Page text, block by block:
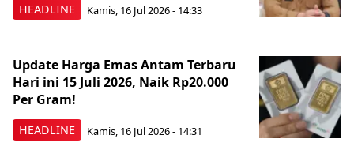
HEADLINE Kamis, 16 Jul 2026 - 14:33
HEADLINE
Update Harga Emas Antam Terbaru
Hari ini 15 Juli 2026, Naik Rp20.000
Per Gram!
Kamis, 16 Jul 2026 - 14:31